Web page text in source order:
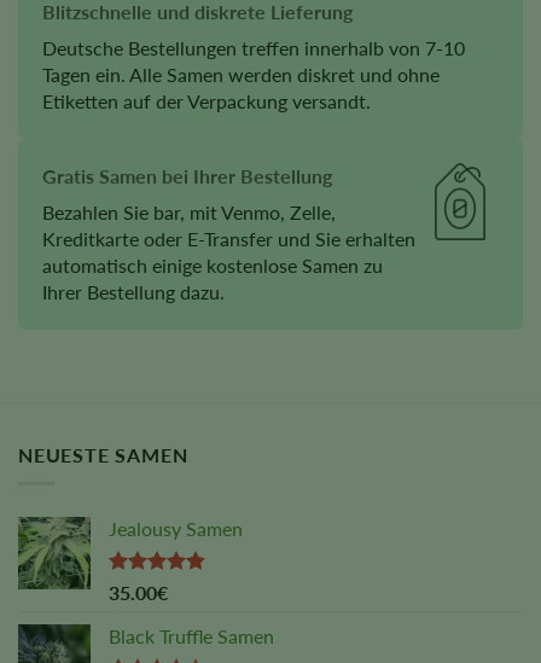
Blitzschnelle und diskrete Lieferung
Deutsche Bestellungen treffen innerhalb von 7-10
Tagen ein. Alle Samen werden diskret und ohne
Etiketten auf der Verpackung versandt.
Gratis Samen bei Ihrer Bestellung
Bezahlen Sie bar, mit Venmo, Zelle,
Kreditkarte oder E-Transfer und Sie erhalten
automatisch einige kostenlose Samen zu
Ihrer Bestellung dazu.
NEUESTE SAMEN
Jealousy Samen
Rated4.88
35.00€
Black Truffle Samen